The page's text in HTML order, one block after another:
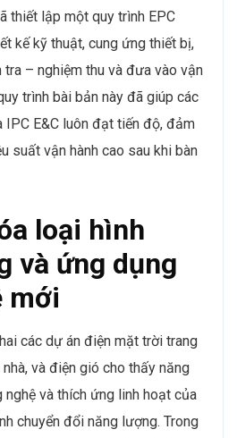
thiết lập một quy trình EPC
kế kỹ thuật, cung ứng thiết bị,
– nghiệm thu và đưa vào vận
trình bài bản này đã giúp các
E&C luôn đạt tiến độ, đảm
suất vận hành cao sau khi bàn
loại hình
và ứng dụng
mới
các dự án điện mặt trời trang
và điện gió cho thấy năng
và thích ứng linh hoạt của
chuyển đổi năng lượng. Trong